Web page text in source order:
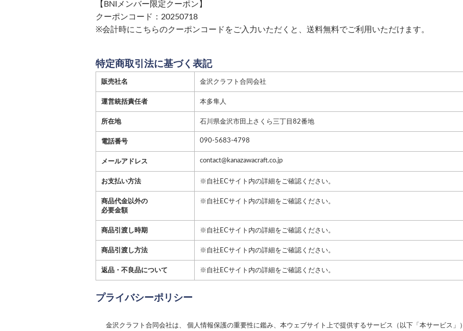
【BNIメンバー限定クーポン】
クーポンコード：20250718
※会計時にこちらのクーポンコードをご入力いただくと、送料無料でご利用いただけます。
特定商取引法に基づく表記
販売社名 金沢クラフト合同会社
運営統括責任者 本多隼人
所在地 石川県金沢市田上さくら三丁目82番地
電話番号 090-5683-4798
メールアドレス contact@kanazawacraft.co.jp
お支払い方法 ※自社ECサイト内の詳細をご確認ください。
商品代金以外の
必要金額
※自社ECサイト内の詳細をご確認ください。
商品引渡し時期 ※自社ECサイト内の詳細をご確認ください。
商品引渡し方法 ※自社ECサイト内の詳細をご確認ください。
返品・不良品について ※自社ECサイト内の詳細をご確認ください。
プライバシーポリシー
金沢クラフト合同会社は、 個人情報保護の重要性に鑑み、本ウェブサイト上で提供するサービス（以下「本サービス」